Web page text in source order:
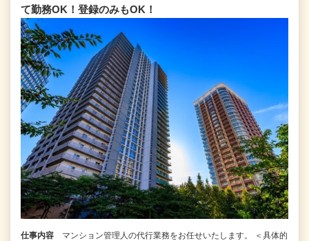
て勤務OK！登録のみもOK！
仕事内容
マンション管理人の代行業務をお任せいたします。 ＜具体的